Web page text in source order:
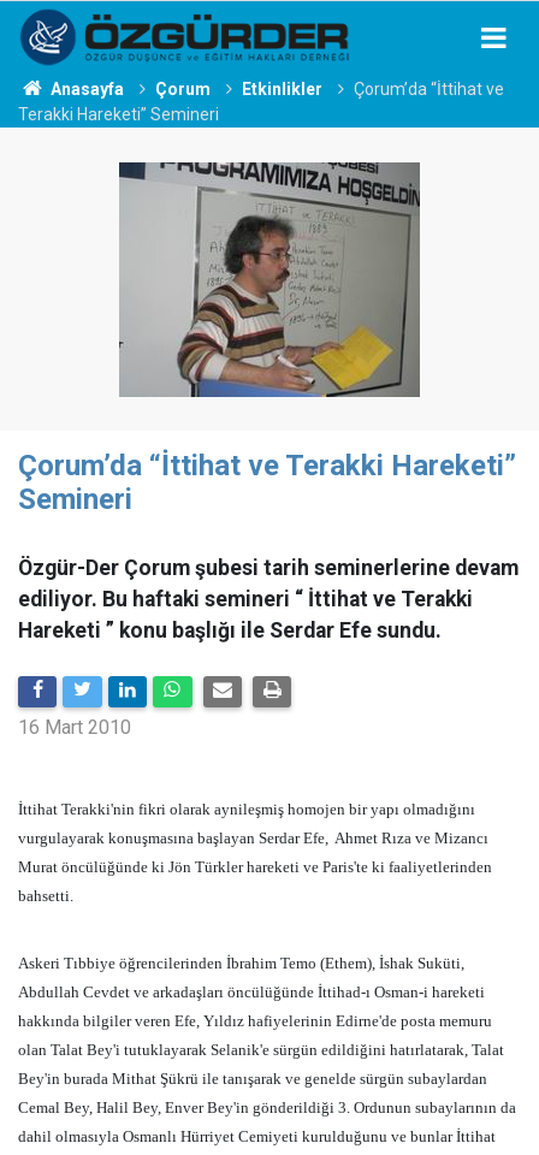
Anasayfa Çorum Etkinlikler
Çorum’da “İttihat ve
Terakki Hareketi” Semineri
Çorum’da “İttihat ve Terakki Hareketi”
Semineri
Özgür-Der Çorum şubesi tarih seminerlerine devam
ediliyor. Bu haftaki semineri “ İttihat ve Terakki
Hareketi ” konu başlığı ile Serdar Efe sundu.
16 Mart 2010
İttihat Terakki'nin fikri olarak aynileşmiş homojen bir yapı olmadığını
vurgulayarak konuşmasına başlayan Serdar Efe, Ahmet Rıza ve Mizancı
Murat öncülüğünde ki Jön Türkler hareketi ve Paris'te ki faaliyetlerinden
bahsetti.
Askeri Tıbbiye öğrencilerinden İbrahim Temo (Ethem), İshak Suküti,
Abdullah Cevdet ve arkadaşları öncülüğünde İttihad-ı Osman-i hareketi
hakkında bilgiler veren Efe, Yıldız hafiyelerinin Edirne'de posta memuru
olan Talat Bey'i tutuklayarak Selanik'e sürgün edildiğini hatırlatarak, Talat
Bey'in burada Mithat Şükrü ile tanışarak ve genelde sürgün subaylardan
Cemal Bey, Halil Bey, Enver Bey'in gönderildiği 3. Ordunun subaylarının da
dahil olmasıyla Osmanlı Hürriyet Cemiyeti kurulduğunu ve bunlar İttihat